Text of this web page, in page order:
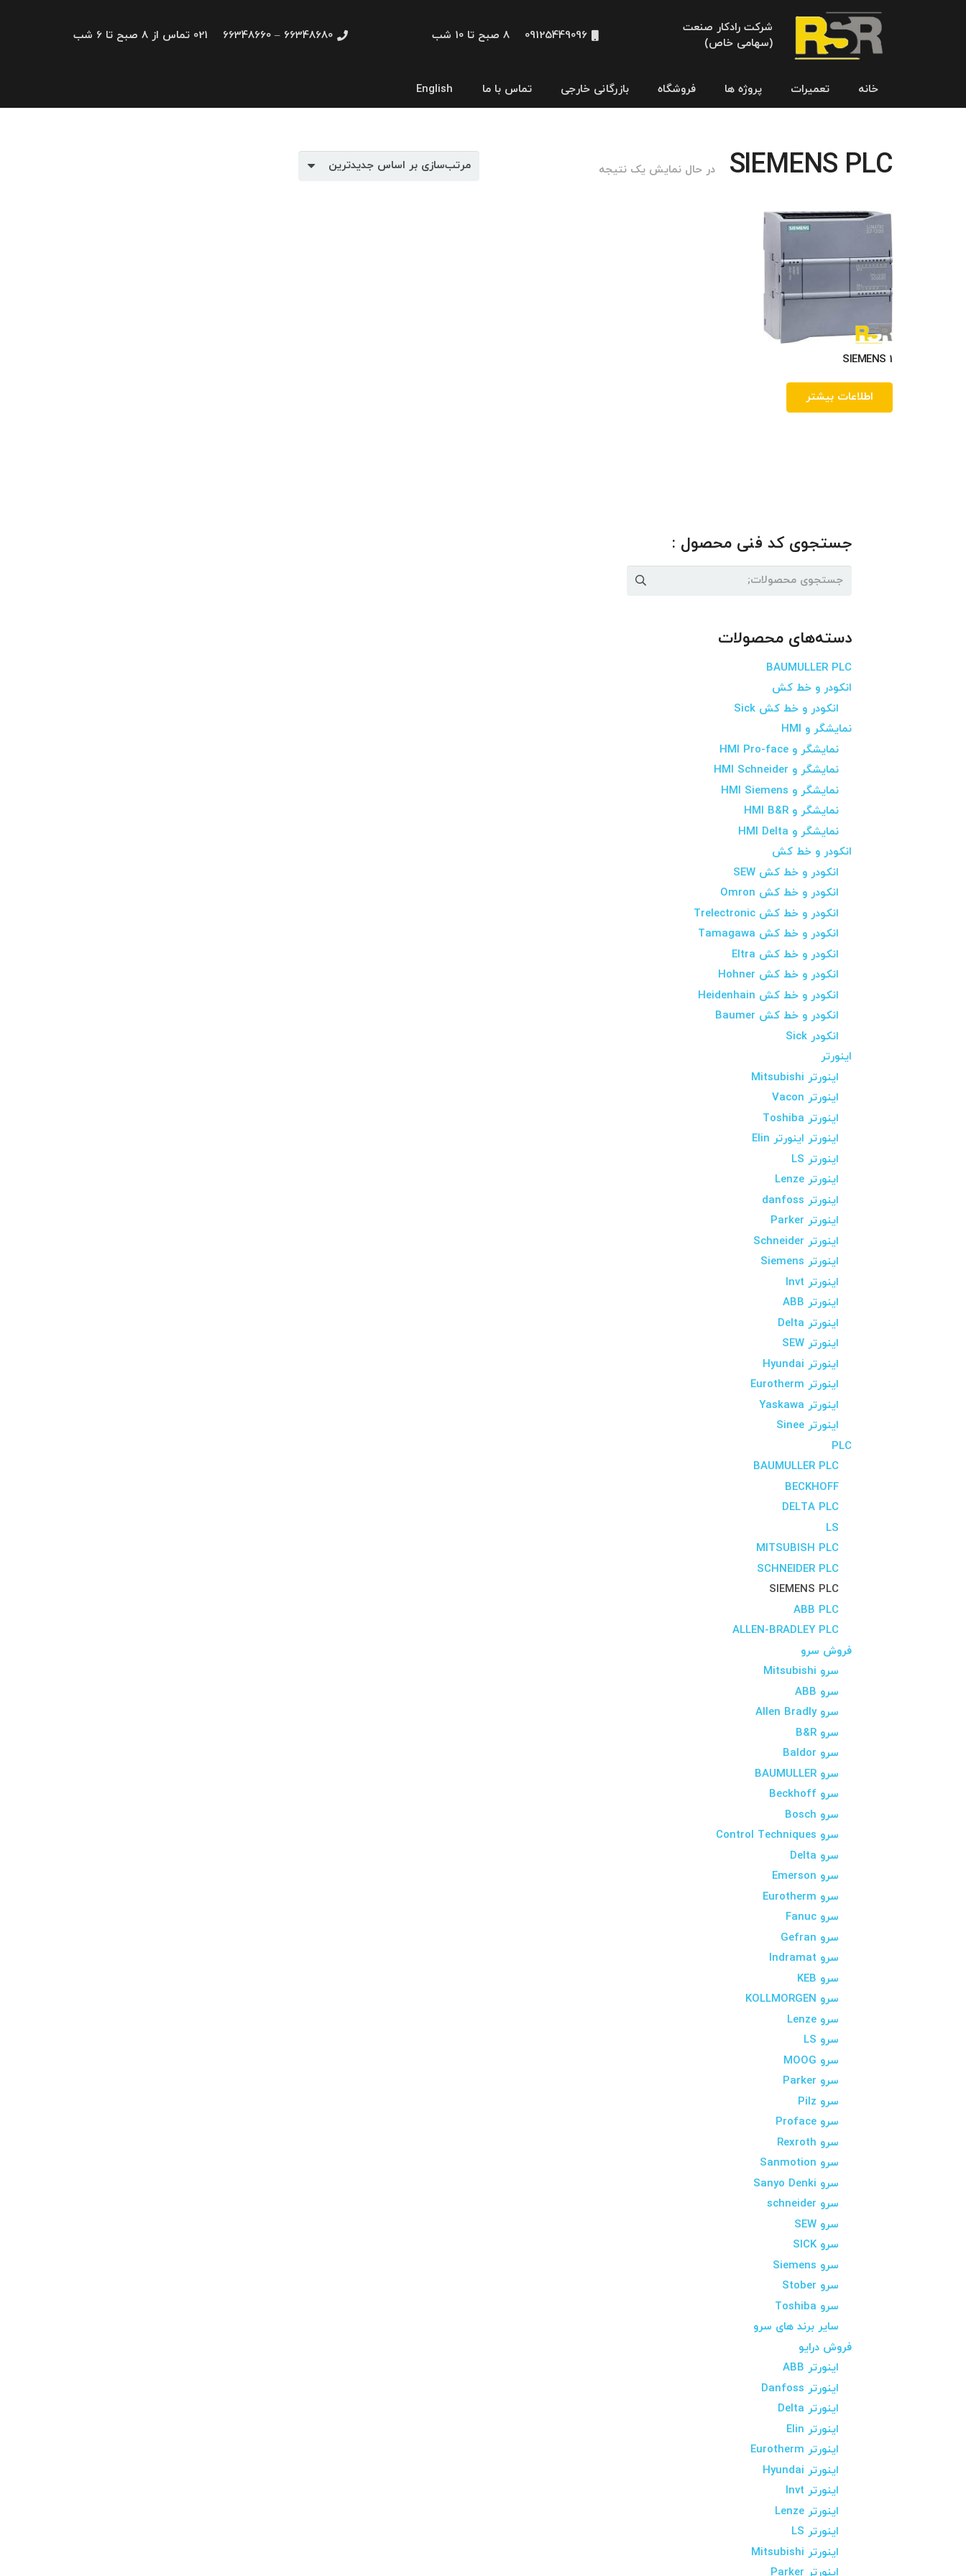
شرکت رادکار صنعت
(سهامی خاص)
09125449096 8 صبح تا 10 شب 66348680 – 66348660 021 تماس از 8 صبح تا 6 شب
خانه تعمیرات پروژه ها فروشگاه بازرگانی خارجی تماس با ما English
SIEMENS PLC در حال نمایش یک نتیجه
SIEMENS 1
اطلاعات بیشتر
جستجوی کد فنی محصول :
جستجو
برای:
دسته‌های محصولات
BAUMULLER PLC
انکودر و خط کش
انکودر و خط کش Sick
نمایشگر و HMI
نمایشگر و HMI Pro-face
نمایشگر و HMI Schneider
نمایشگر و HMI Siemens
نمایشگر و HMI B&R
نمایشگر و HMI Delta
انکودر و خط کش
انکودر و خط کش SEW
انکودر و خط کش Omron
انکودر و خط کش Trelectronic
انکودر و خط کش Tamagawa
انکودر و خط کش Eltra
انکودر و خط کش Hohner
انکودر و خط کش Heidenhain
انکودر و خط کش Baumer
انکودر Sick
اینورتر
اینورتر Mitsubishi
اینورتر Vacon
اینورتر Toshiba
اینورتر اینورتر Elin
اینورتر LS
اینورتر Lenze
اینورتر danfoss
اینورتر Parker
اینورتر Schneider
اینورتر Siemens
اینورتر Invt
اینورتر ABB
اینورتر Delta
اینورتر SEW
اینورتر Hyundai
اینورتر Eurotherm
اینورتر Yaskawa
اینورتر Sinee
PLC
BAUMULLER PLC
BECKHOFF
DELTA PLC
LS
MITSUBISH PLC
SCHNEIDER PLC
SIEMENS PLC
ABB PLC
ALLEN-BRADLEY PLC
فروش سرو
سرو Mitsubishi
سرو ABB
سرو Allen Bradly
سرو B&R
سرو Baldor
سرو BAUMULLER
سرو Beckhoff
سرو Bosch
سرو Control Techniques
سرو Delta
سرو Emerson
سرو Eurotherm
سرو Fanuc
سرو Gefran
سرو Indramat
سرو KEB
سرو KOLLMORGEN
سرو Lenze
سرو LS
سرو MOOG
سرو Parker
سرو Pilz
سرو Proface
سرو Rexroth
سرو Sanmotion
سرو Sanyo Denki
سرو schneider
سرو SEW
سرو SICK
سرو Siemens
سرو Stober
سرو Toshiba
سایر برند های سرو
فروش درایو
اینورتر ABB
اینورتر Danfoss
اینورتر Delta
اینورتر Elin
اینورتر Eurotherm
اینورتر Hyundai
اینورتر Invt
اینورتر Lenze
اینورتر LS
اینورتر Mitsubishi